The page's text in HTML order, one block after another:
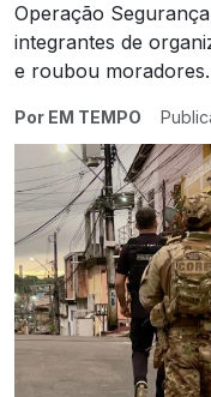
Operação
integrantes de
e roubou moradores.
Por EM TEMPO